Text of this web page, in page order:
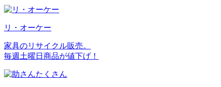
リ・オーケー
家具のリサイクル販売。
毎週土曜日商品が値下げ！